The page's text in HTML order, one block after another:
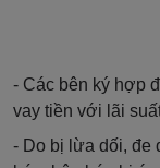
- Các bên ký hợp
vay tiền với lãi
- Do bị lừa dối, đe